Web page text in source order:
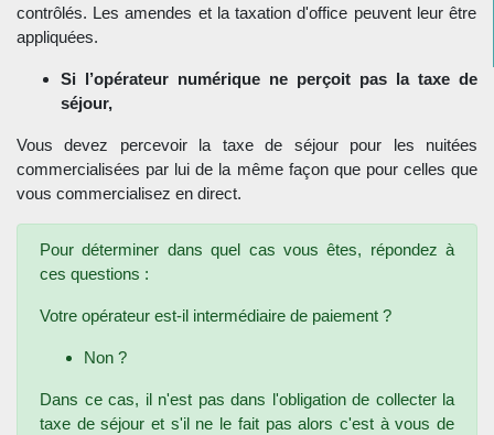
contrôlés. Les amendes et la taxation d'office peuvent leur être
appliquées.
Si l’opérateur numérique ne perçoit pas la taxe de
séjour,
Vous devez percevoir la taxe de séjour pour les nuitées
commercialisées par lui de la même façon que pour celles que
vous commercialisez en direct.
Pour déterminer dans quel cas vous êtes, répondez à
ces questions :
Votre opérateur est-il intermédiaire de paiement ?
Non ?
Dans ce cas, il n'est pas dans l'obligation de collecter la
taxe de séjour et s'il ne le fait pas alors c'est à vous de